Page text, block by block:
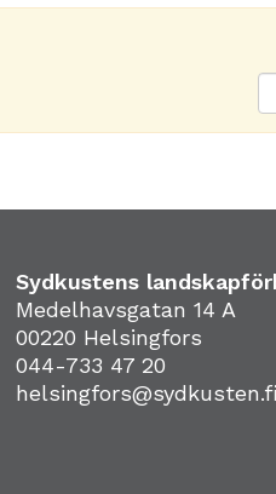
Sydkustens
Medelhavsgatan 14 A
00220 Helsingfors
044-733 47 20
helsingfors@sydkusten.fi